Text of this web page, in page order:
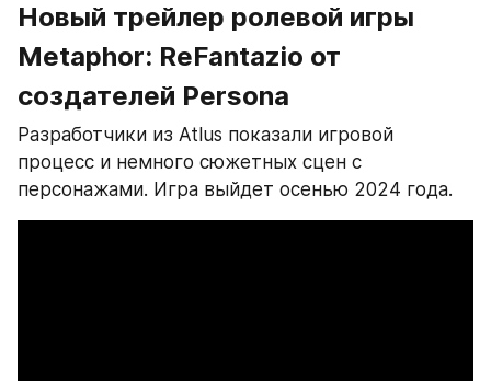
Новый трейлер ролевой игры
Metaphor: ReFantazio от
создателей Persona
Разработчики из Atlus показали игровой
процесс и немного сюжетных сцен с
персонажами. Игра выйдет осенью 2024 года.